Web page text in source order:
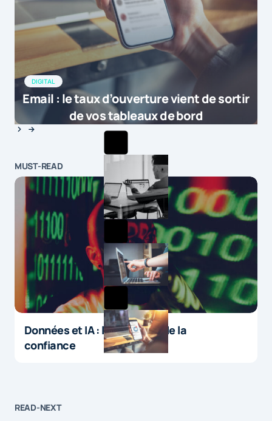
DIGITAL
Email : le taux d’ouverture vient de sortir
de vos tableaux de bord
MUST-READ
Données et IA : le paradoxe de la
confiance
READ-NEXT